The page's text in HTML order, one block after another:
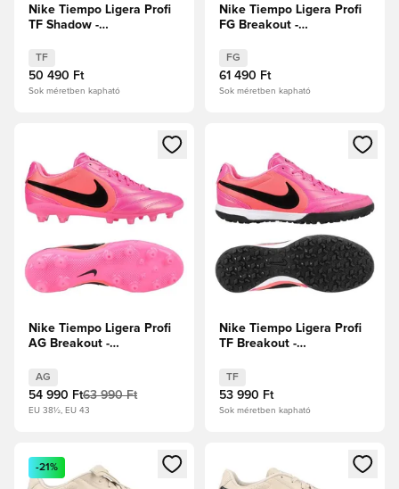
Nike Tiempo Ligera Profi
TF Shadow -
TF
50 490 Ft
Sok méretben kapható
Nike Tiempo Ligera Profi
FG Breakout -
FG
61 490 Ft
Sok méretben kapható
Megnyit egy modált a bejelentkezéshez vagy a tagként
Nike Tiempo Ligera Profi
AG Breakout -
AG
54 990 Ft63 990 Ft
EU 38½, EU 43
Megnyit egy modált a
Nike Tiempo Ligera Profi
TF Breakout -
TF
53 990 Ft
Sok méretben kapható
Megnyit egy modált a bejelentkezéshez vagy a tagként
-21%
Megnyit egy modált a